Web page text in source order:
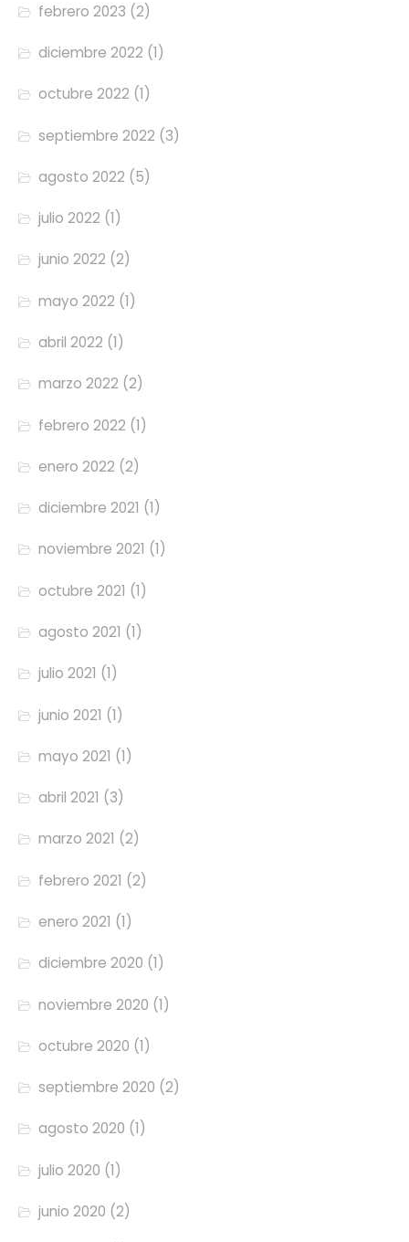
febrero 2023 (2)
diciembre 2022 (1)
octubre 2022 (1)
septiembre 2022 (3)
agosto 2022 (5)
julio 2022 (1)
junio 2022 (2)
mayo 2022 (1)
abril 2022 (1)
marzo 2022 (2)
febrero 2022 (1)
enero 2022 (2)
diciembre 2021 (1)
noviembre 2021 (1)
octubre 2021 (1)
agosto 2021 (1)
julio 2021 (1)
junio 2021 (1)
mayo 2021 (1)
abril 2021 (3)
marzo 2021 (2)
febrero 2021 (2)
enero 2021 (1)
diciembre 2020 (1)
noviembre 2020 (1)
octubre 2020 (1)
septiembre 2020 (2)
agosto 2020 (1)
julio 2020 (1)
junio 2020 (2)